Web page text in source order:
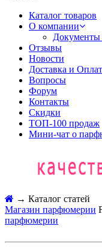
Каталог товаров
О компании
Отзывы
Новости
Доставка и
Вопросы
Форум
Контакты
Скидки
ТОП-100 продаж
Мини-чат о
→ Каталог статей
Магазин парфюмерии
парфюмерии